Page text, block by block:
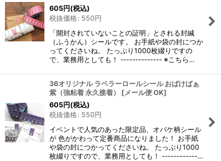
605円(税込)
税抜価格: 550円
「開封されていないことの証明」とされる封緘
（ふうかん）シールです。 お手紙や袋の封につか
ってくださいね。 たっぷり1000枚綴りですの
で、業務用としても！ -------------- ※こちら…
36オリジナル ラベラーロールシール おばけばぁ
紫（強粘着 永久接着）
[メール便 OK]
605円(税込)
税抜価格: 550円
イベントで人気のあった限定品、オバケ柄シール
が 色がかわって定番商品になりました！ お手紙
や袋の封につかってくださいね。 たっぷり1000
枚綴りですので、業務用としても！ ------------…